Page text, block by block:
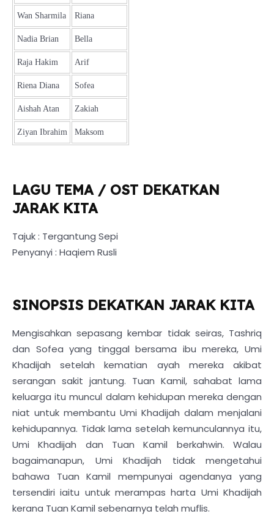
Wan Sharmila Riana
Nadia Brian Bella
Raja Hakim Arif
Riena Diana Sofea
Aishah Atan Zakiah
Ziyan Ibrahim Maksom
LAGU TEMA / OST DEKATKAN
JARAK KITA
Tajuk : Tergantung Sepi
Penyanyi : Haqiem Rusli
SINOPSIS DEKATKAN JARAK KITA
Mengisahkan sepasang kembar tidak seiras, Tashriq
dan Sofea yang tinggal bersama ibu mereka, Umi
Khadijah setelah kematian ayah mereka akibat
serangan sakit jantung. Tuan Kamil, sahabat lama
keluarga itu muncul dalam kehidupan mereka dengan
niat untuk membantu Umi Khadijah dalam menjalani
kehidupannya. Tidak lama setelah kemunculannya itu,
Umi Khadijah dan Tuan Kamil berkahwin. Walau
bagaimanapun, Umi Khadijah tidak mengetahui
bahawa Tuan Kamil mempunyai agendanya yang
tersendiri iaitu untuk merampas harta Umi Khadijah
kerana Tuan Kamil sebenarnya telah muflis.